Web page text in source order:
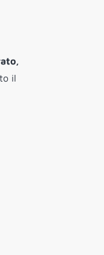
il